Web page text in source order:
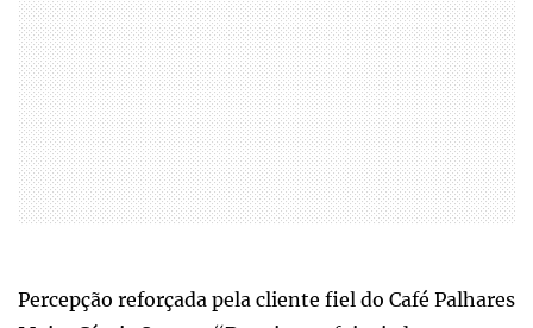
Percepção reforçada pela cliente fiel do Café Palhares